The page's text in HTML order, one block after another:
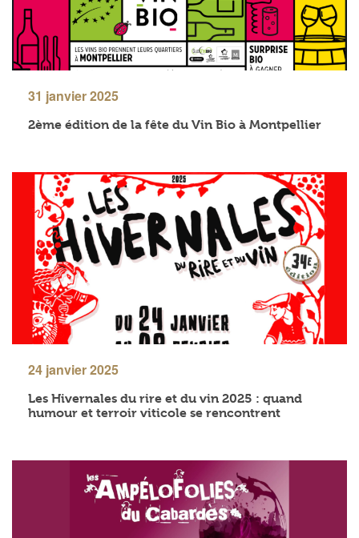
31 janvier 2025
2ème édition de la fête du Vin Bio à Montpellier
24 janvier 2025
Les Hivernales du rire et du vin 2025 : quand
humour et terroir viticole se rencontrent